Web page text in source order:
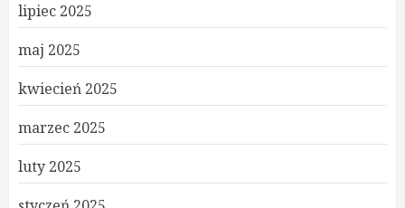
lipiec 2025
maj 2025
kwiecień 2025
marzec 2025
luty 2025